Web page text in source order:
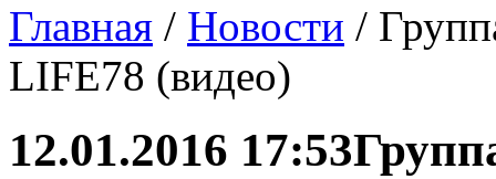
Главная / Новости /
LIFE78 (видео)
12.01.2016 17:53